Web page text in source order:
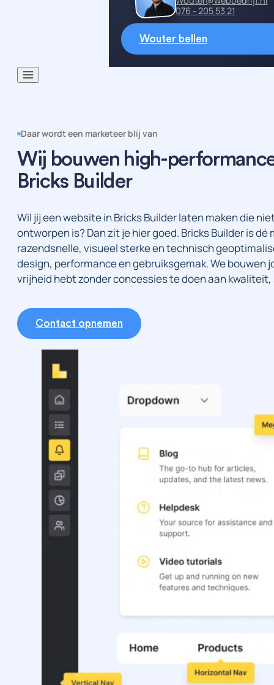
076 - 205 53 21
Wouter bellen
Daar wordt een marketeer blij van
Wij bouwen high-
Bricks Builder
Wil jij een website in Bricks Builder laten maken die
ontworpen is? Dan zit je hier goed. Bricks Builder is
razendsnelle, visueel sterke en technisch
design, performance en gebruiksgemak. We bouwen
vrijheid hebt zonder concessies te doen aan kwaliteit,
Contact opnemen